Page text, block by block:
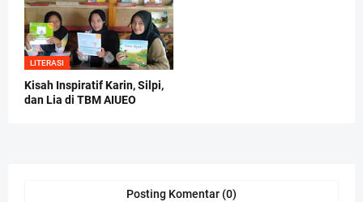
LITERASI
Kisah Inspiratif Karin, Silpi,
dan Lia di TBM AIUEO
Posting Komentar (0)